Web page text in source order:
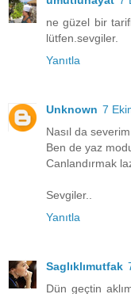
ne güzel bir
lütfen.sevgiler.
Yanıtla
Unknown 7
Nasıl da
Ben de yaz
Canlandırmak
Sevgiler..
Yanıtla
Saglıklımutfak
Dün geçtin